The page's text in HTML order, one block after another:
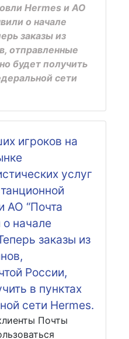
Hermes и АО
о начале
заказы из
отправленные
будет получить
сети
игроков на
услуг
АО “Почта
о начале
заказы из
России,
в пунктах
сети Hermes.
Почты